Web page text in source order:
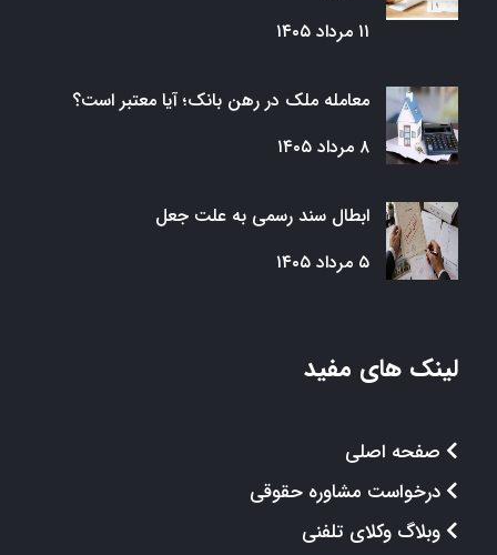
۱۱ مرداد ۱۴۰۵
معامله ملک در رهن بانک؛ آیا معتبر است؟
۸ مرداد ۱۴۰۵
ابطال سند رسمی به علت جعل
۵ مرداد ۱۴۰۵
لینک های مفید
صفحه اصلی
درخواست مشاوره حقوقی
وبلاگ وکلای تلفنی